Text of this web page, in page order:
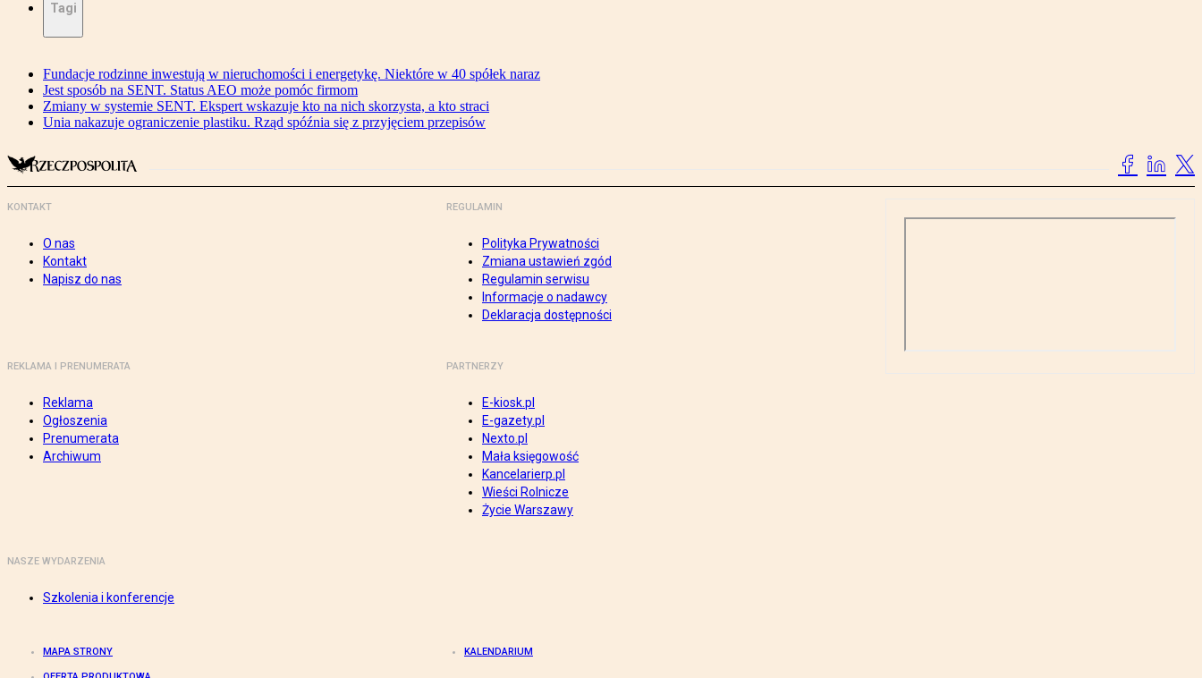
Tagi
Fundacje rodzinne inwestują w nieruchomości i energetykę. Niektóre w 40 spółek naraz
Jest sposób na SENT. Status AEO może pomóc firmom
Zmiany w systemie SENT. Ekspert wskazuje kto na nich skorzysta, a kto straci
Unia nakazuje ograniczenie plastiku. Rząd spóźnia się z przyjęciem przepisów
KONTAKT
O nas
Kontakt
Napisz do nas
REGULAMIN
Polityka Prywatności
Zmiana ustawień zgód
Regulamin serwisu
Informacje o nadawcy
Deklaracja dostępności
REKLAMA I PRENUMERATA
Reklama
Ogłoszenia
Prenumerata
Archiwum
PARTNERZY
E-kiosk.pl
E-gazety.pl
Nexto.pl
Mała księgowość
Kancelarierp.pl
Wieści Rolnicze
Życie Warszawy
NASZE WYDARZENIA
Szkolenia i konferencje
MAPA STRONY KALENDARIUM